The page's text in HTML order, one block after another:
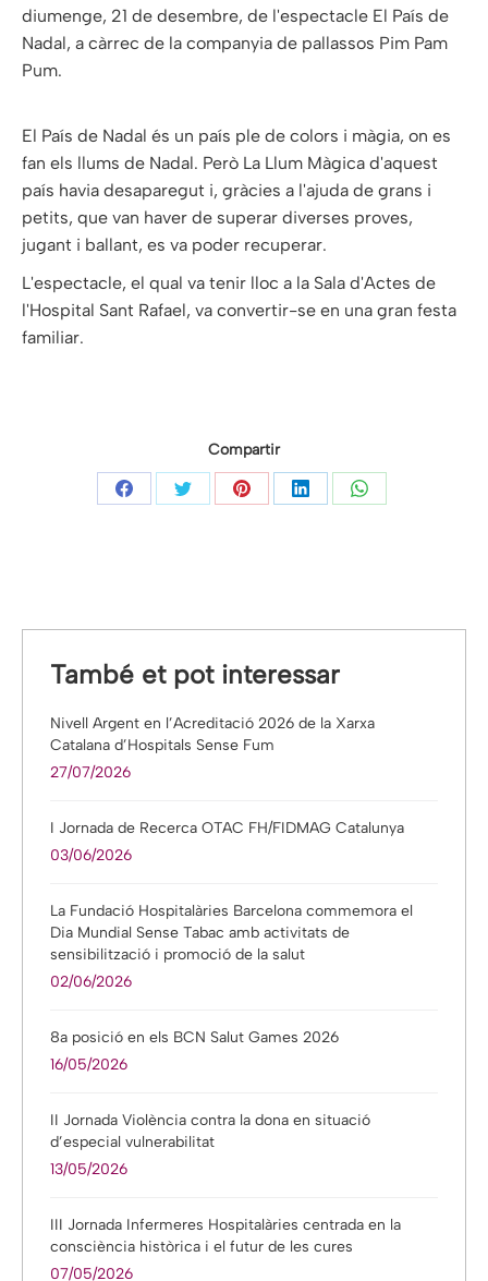
diumenge, 21 de desembre, de l'espectacle El País de
Nadal, a càrrec de la companyia de pallassos Pim Pam
Pum.
El País de Nadal és un país ple de colors i màgia, on es
fan els llums de Nadal. Però La Llum Màgica d'aquest
país havia desaparegut i, gràcies a l'ajuda de grans i
petits, que van haver de superar diverses proves,
jugant i ballant, es va poder recuperar.
L'espectacle, el qual va tenir lloc a la Sala d'Actes de
l'Hospital Sant Rafael, va convertir-se en una gran festa
familiar.
Compartir
Share
Share
Share
Share
Share
També et pot interessar
Nivell Argent en l’Acreditació 2026 de la Xarxa
Catalana d’Hospitals Sense Fum
27/07/2026
I Jornada de Recerca OTAC FH/FIDMAG Catalunya
03/06/2026
La Fundació Hospitalàries Barcelona commemora el
Dia Mundial Sense Tabac amb activitats de
sensibilització i promoció de la salut
02/06/2026
8a posició en els BCN Salut Games 2026
16/05/2026
II Jornada Violència contra la dona en situació
d’especial vulnerabilitat
13/05/2026
III Jornada Infermeres Hospitalàries centrada en la
consciència històrica i el futur de les cures
07/05/2026